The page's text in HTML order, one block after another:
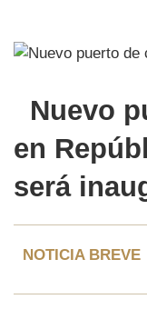
Nuevo
en
será
NOTICIA BREVE